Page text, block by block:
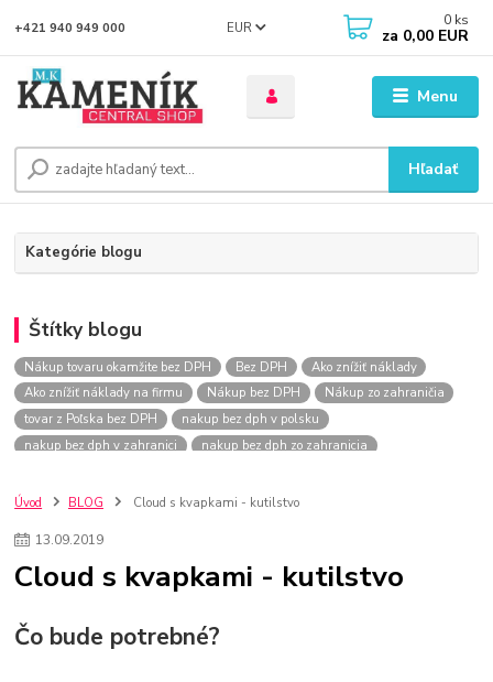
Menu
EUR
Hľadať
+421 940 949 000 0 ks
za 0,00 EUR
Kategórie blogu
Štítky blogu
Nákup tovaru okamžite bez DPH Bez DPH
Ako znížiť náklady
Ako znížiť náklady na firmu
Nákup bez DPH
Nákup zo zahraničia
tovar z Poľska bez DPH
nakup bez dph v polsku
nakup bez dph v zahranici
nakup bez dph zo zahranicia
szco nakup bez dph
Smart hodinky pre deti
Plyšový macovia
Lego Star Wars
Darčeky na Vianoce 2019
Hry pre deti
Skladačky pre deti
Úvod BLOG Cloud s kvapkami - kutilstvo
13.09.2019
Cloud s kvapkami - kutilstvo
Čo bude potrebné?